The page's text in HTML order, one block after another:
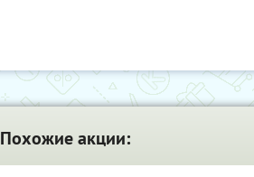
Похожие акции: